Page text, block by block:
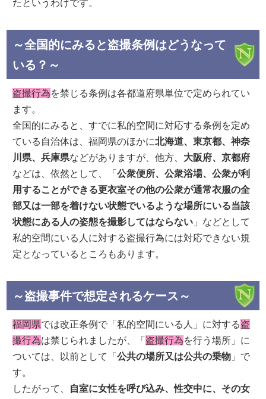
たというわけです。
～全国的にみると盗撮条例はどうなって
いる？～
盗撮行為を禁じる条例は各都道府県単位で定められてい
ます。
全国的にみると、すでに私的空間に対応する条例を定め
ている自治体は、福岡県のほかに北海道、東京都、神奈
川県、兵庫県などがありますが、他方、 大阪府、京都府
などは、依然として、「公衆便所、公衆浴場、公衆が利
用することができる更衣室その他の公衆が通常衣服の全
部又は一部を着けない状態でいるような場所にいる当該
状態にある人の姿態を撮影してはならない 」などとして
私的空間にいる人に対する盗撮行為には対応できない規
定となっているところもあります。
～盗撮事件で想定されるケース～
福岡県では改正条例で「私的空間にいる人」に対する盗
撮行為は禁じられましたが、「 盗撮行為を行う場所」に
ついては、以前として「公共の場所又は公共の乗物 」で
す。
したがって、
自室に女性を呼び込み、性交中に、その女